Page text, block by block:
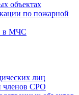
объектах
по пожарной
в МЧС
лиц
членов СРО